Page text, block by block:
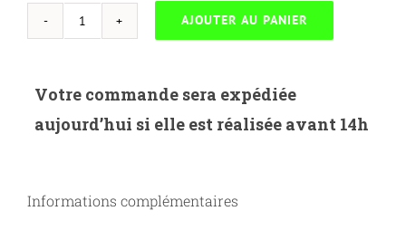
quantité
H.259A
MONO
AVEC
AJOUTER AU PANIER
Votre commande sera expédiée
aujourd’hui si elle est réalisée avant 14h
Informations complémentaires